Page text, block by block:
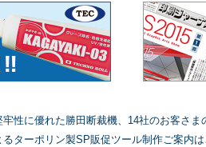
性に優れた勝田断裁機、14社のお客さま
ターポリン製SP販促ツール制作ご案内は